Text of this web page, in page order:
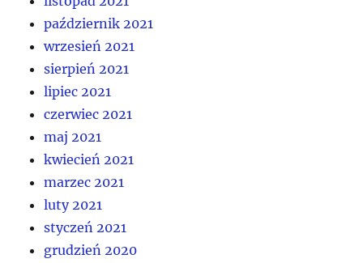
październik 2021
wrzesień 2021
sierpień 2021
lipiec 2021
czerwiec 2021
maj 2021
kwiecień 2021
marzec 2021
luty 2021
styczeń 2021
grudzień 2020